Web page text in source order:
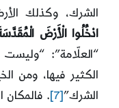
الشرك، وكذلك
ادْخُلُوا الْأَرْضَ
“العلّامة”: “وليست
الكثير فيها، ومن
الشرك”[7]
.